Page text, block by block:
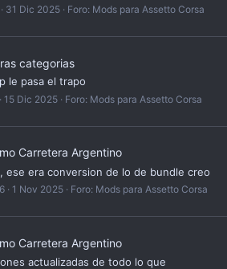
31 Dic 2025 Foro: Mods para Assetto Corsa
categorias
le pasa el trapo
15 Dic 2025 Foro: Mods para Assetto Corsa
Carretera Argentino
ese era conversion de lo de bundle creo
1 Nov 2025 Foro: Mods para Assetto Corsa
Carretera Argentino
actualizadas de todo lo que